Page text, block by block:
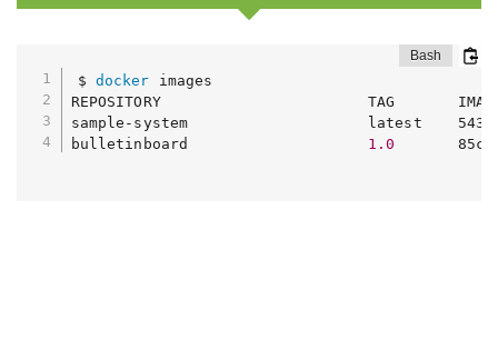
$ docker images
REPOSITORY                       TAG
sample-system                    latest
bulletinboard 1.0